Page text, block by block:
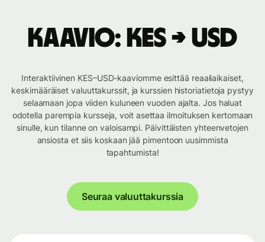
Kaavio: KES → USD
Interaktiivinen KES–USD-kaaviomme esittää reaaliaikaiset,
keskimääräiset valuuttakurssit, ja kurssien historiatietoja pystyy
selaamaan jopa viiden kuluneen vuoden ajalta. Jos haluat
odotella parempia kursseja, voit asettaa ilmoituksen kertomaan
sinulle, kun tilanne on valoisampi. Päivittäisten yhteenvetojen
ansiosta et siis koskaan jää pimentoon uusimmista
tapahtumista!
Seuraa valuuttakurssia